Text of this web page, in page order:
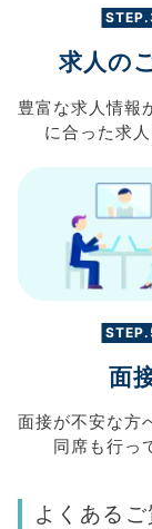
求人の
豊富な求人情報
に合った求
面
面接が不安な方
同席も行っ
よくある